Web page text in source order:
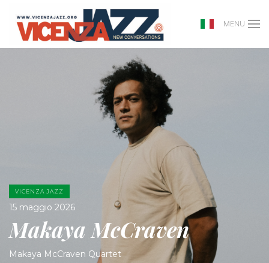
MENU
VICENZA JAZZ
15 maggio 2026
Makaya McCraven
Makaya McCraven Quartet